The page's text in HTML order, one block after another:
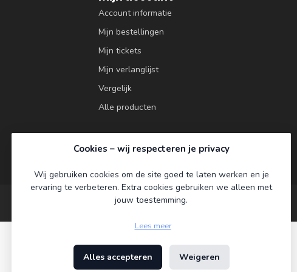
Account informatie
Mijn bestellingen
Mijn tickets
Mijn verlanglijst
Vergelijk
Alle producten
Cookies – wij respecteren je privacy
Wij gebruiken cookies om de site goed te laten werken en je
ervaring te verbeteren. Extra cookies gebruiken we alleen met
jouw toestemming.
Lees meer
Alles accepteren Weigeren